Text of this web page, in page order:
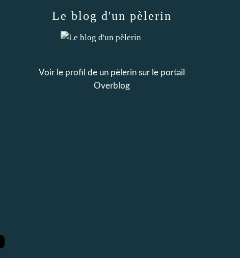
Le blog d'un pèlerin
Voir le profil de un pèlerinsur le portail
Overblog